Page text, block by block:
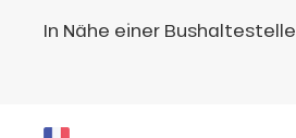
In Nähe einer Bushaltestelle